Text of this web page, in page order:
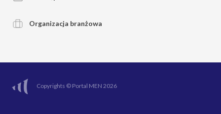
Organizacja branżowa
Copyrights © Portal MEN 2026